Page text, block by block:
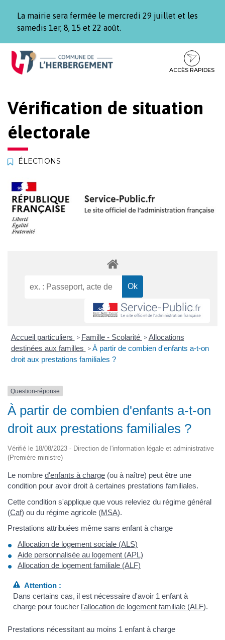
La mairie sera fermée le mercredi 29 juillet et les
samedis 1er, 8, 15 et 22 août.
Aller
Aller
contenu
Aller
pied
ACCÈS RAPIDES
Vérification de situation
électorale
ÉLECTIONS
Accueil particuliers > Famille - Scolarité > Allocations
destinées aux familles > À partir de combien d'enfants a-t-on
droit aux prestations familiales ?
Question-réponse
À partir de combien d'enfants a-t-on
droit aux prestations familiales ?
Vérifié le 18/08/2023 - Direction de l'information légale et administrative
(Première ministre)
Le nombre d'enfants à charge (ou à naître) peut être une
condition pour avoir droit à certaines prestations familiales.
Cette condition s'applique que vous releviez du régime général
(Caf) ou du régime agricole (MSA).
Prestations attribuées même sans enfant à charge
Allocation de logement sociale (ALS)
Aide personnalisée au logement (APL)
Allocation de logement familiale (ALF)
Attention :
Dans certains cas, il est nécessaire d'avoir 1 enfant à
charge pour toucher l'allocation de logement familiale (ALF).
Prestations nécessitant au moins 1 enfant à charge